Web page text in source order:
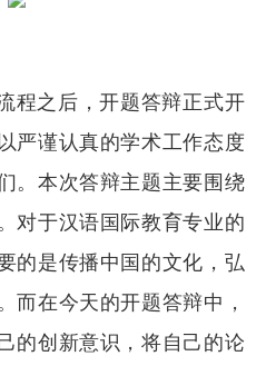
程之后，开题答辩正式开
严谨认真的学术工作态度
。本次答辩主题主要围绕
对于汉语国际教育专业的
的是传播中国的文化，弘
而在今天的开题答辩中，
的创新意识，将自己的论